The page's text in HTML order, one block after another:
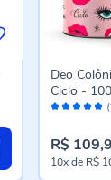
Avaliação:
Deo
Ciclo -
R$
10xde R$